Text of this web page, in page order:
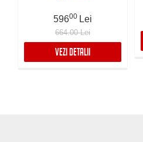
59600 Lei
664.00 Lei
VEZI DETALII